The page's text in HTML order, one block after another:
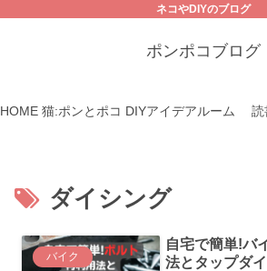
ネコやDIYのブログ
ポンポコブログ
HOME 猫:ポンとポコ DIYアイデアルーム
ダイシング
バイク
自宅で簡単!バ
法とタップダ